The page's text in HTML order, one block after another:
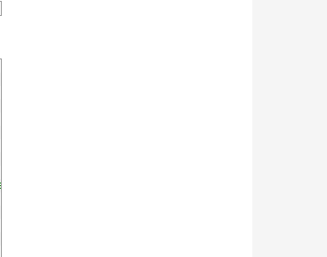
$CERT_PATH/fullchain.pem > $PEM_PATH &&